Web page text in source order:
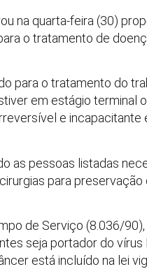
na quarta-feira (30)
o tratamento de
para o tratamento do
em estágio terminal
e
as pessoas listadas
para
de Serviço (8.036/
seja portador do
está incluído na lei